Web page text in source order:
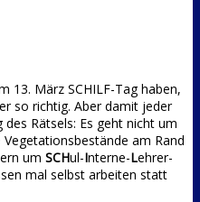
13. März SCHILF-Tag haben,
so richtig. Aber damit jeder
Rätsels: Es geht nicht um
am Rand
um SCHul-Interne-Lehrer-
mal selbst arbeiten statt